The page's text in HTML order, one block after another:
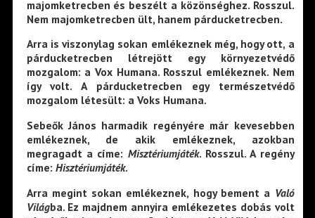
majomketrecben és beszélt a közönséghez. Rosszul.
Nem majomketrecben ült, hanem párducketrecben.
Arra is viszonylag sokan emlékeznek még, hogy ott, a
párducketrecben létrejött egy környezetvédő
mozgalom: a Vox Humana. Rosszul emlékeznek. Nem
így volt. A párducketrecben egy természetvédő
mozgalom létesült: a Voks Humana.
Sebeők János harmadik regényére már kevesebben
emlékeznek, de akik emlékeznek, azokban
megragadt a címe: Misztériumjáték. Rosszul. A regény
címe: Hisztériumjáték.
Arra megint sokan emlékeznek, hogy bement a Való
Világba. Ez majdnem annyira emlékezetes dobás volt